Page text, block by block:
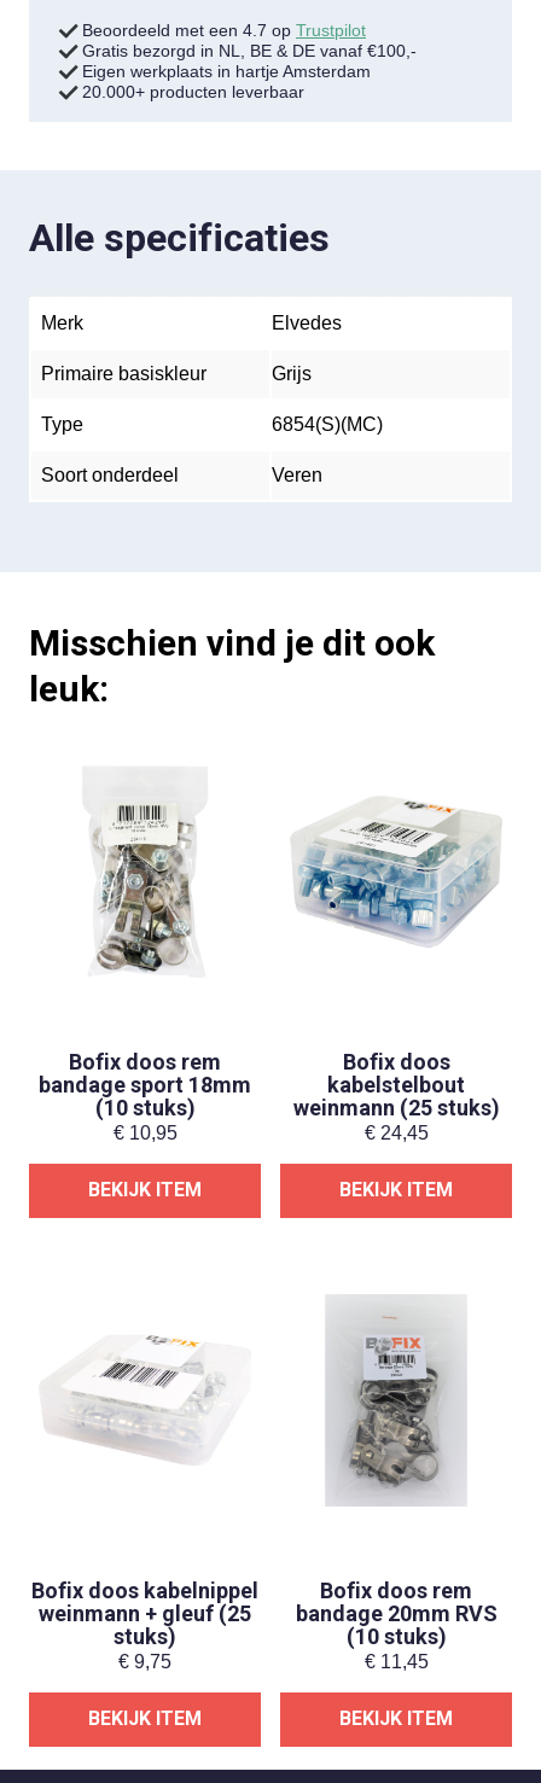
Beoordeeld met een 4.7 op Trustpilot
Gratis bezorgd in NL, BE & DE vanaf €100,-
Eigen werkplaats in hartje Amsterdam
20.000+ producten leverbaar
Alle specificaties
Merk Elvedes
Primaire basiskleur Grijs
Type 6854(S)(MC)
Soort onderdeel Veren
Misschien vind je dit ook
leuk:
Bofix doos rem
bandage sport 18mm
(10 stuks)
€10,95
BEKIJK ITEM
Bofix doos
kabelstelbout
weinmann (25 stuks)
€24,45
BEKIJK ITEM
Bofix doos kabelnippel
weinmann + gleuf (25
stuks)
€ 9,75
BEKIJK ITEM
Bofix doos rem
bandage 20mm RVS
(10 stuks)
€11,45
BEKIJK ITEM